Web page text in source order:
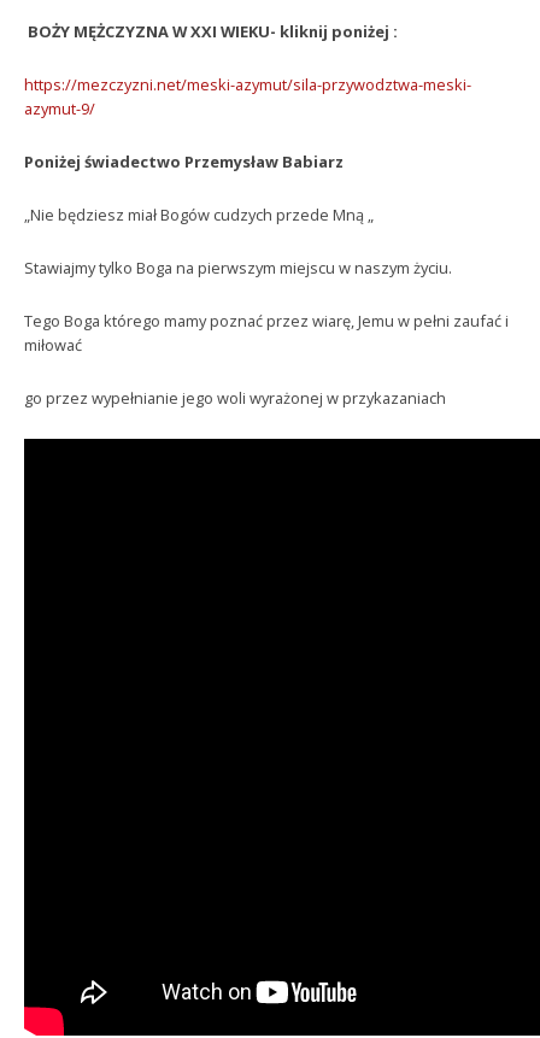
BOŻY MĘŻCZYZNA W XXI WIEKU- kliknij poniżej :
https://mezczyzni.net/meski-azymut/sila-przywodztwa-meski-
azymut-9/
Poniżej świadectwo Przemysław Babiarz
„Nie będziesz miał Bogów cudzych przede Mną „
Stawiajmy tylko Boga na pierwszym miejscu w naszym życiu.
Tego Boga którego mamy poznać przez wiarę, Jemu w pełni zaufać i
miłować
go przez wypełnianie jego woli wyrażonej w przykazaniach